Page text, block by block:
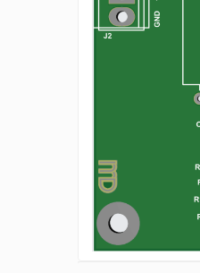
Surse de alimentare
Osciloscoape B&K PRECISION
Osciloscoape FLUKE
Osciloscoape GW INSTEK
Osciloscoape HANTEK